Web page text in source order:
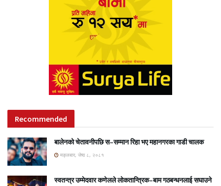
Recommended
बालेनको चेतावनीपछि स–सम्मान रिहा भए महानगरका गाडी चालक
मङ्लबार, जेष्ठ ८, २०८१
स्वतन्त्र उम्मेदवार कणेलले लोकतान्त्रिक–बाम गठबन्धनलाई सघाउने